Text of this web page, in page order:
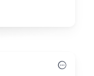
bort det som
eleven